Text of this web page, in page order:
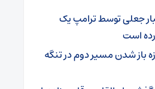
جعلی توسط ترامپ یک
است
باز شدن مسیر دوم در تنگه